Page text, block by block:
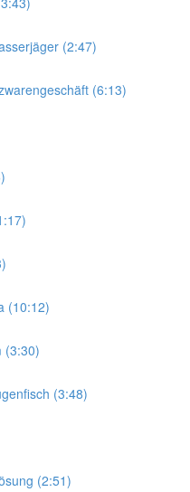
(2:47)
(6:13)
(10:12)
(3:30)
(3:48)
(2:51)